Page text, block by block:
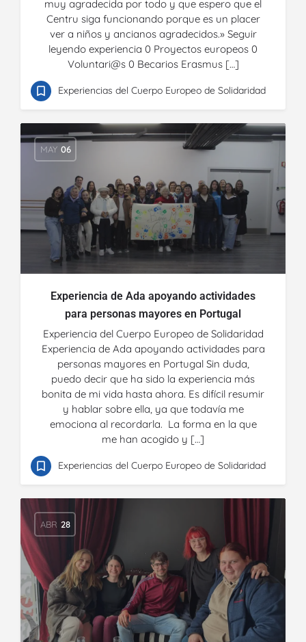
muy agradecida por todo y que espero que el
Centru siga funcionando porque es un placer
ver a niños y ancianos agradecidos.» Seguir
leyendo experiencia 0 Proyectos europeos 0
Voluntari@s 0 Becarios Erasmus […]
Experiencias del Cuerpo Europeo de Solidaridad
MAY 06
Experiencia de Ada apoyando actividades
para personas mayores en Portugal
Experiencia del Cuerpo Europeo de Solidaridad
Experiencia de Ada apoyando actividades para
personas mayores en Portugal Sin duda,
puedo decir que ha sido la experiencia más
bonita de mi vida hasta ahora. Es difícil resumir
y hablar sobre ella, ya que todavía me
emociona al recordarla. La forma en la que
me han acogido y […]
Experiencias del Cuerpo Europeo de Solidaridad
ABR 28